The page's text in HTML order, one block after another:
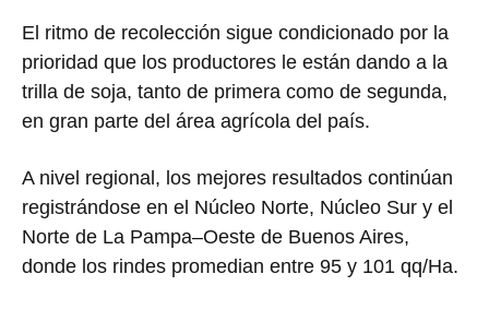
El ritmo de recolección sigue condicionado por la
prioridad que los productores le están dando a la
trilla de soja, tanto de primera como de segunda,
en gran parte del área agrícola del país.
A nivel regional, los mejores resultados continúan
registrándose en el Núcleo Norte, Núcleo Sur y el
Norte de La Pampa–Oeste de Buenos Aires,
donde los rindes promedian entre 95 y 101 qq/Ha.